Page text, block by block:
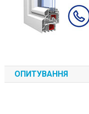
ОПИТУВАННЯ